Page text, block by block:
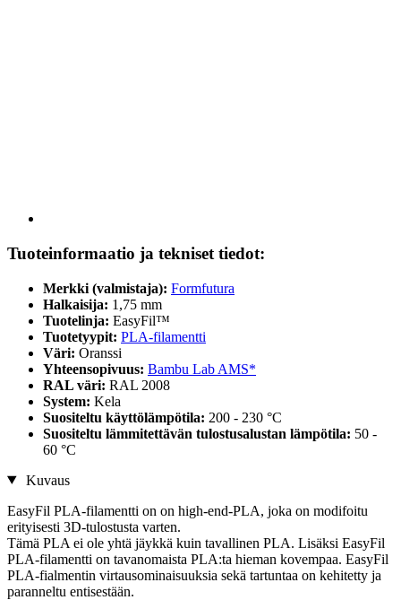
Tuoteinformaatio ja tekniset tiedot:
Merkki (valmistaja): Formfutura
Halkaisija: 1,75 mm
Tuotelinja: EasyFil™
Tuotetyypit: PLA-filamentti
Väri: Oranssi
Yhteensopivuus: Bambu Lab AMS*
RAL väri: RAL 2008
System: Kela
Suositeltu käyttölämpötila: 200 - 230 °C
Suositeltu lämmitettävän tulostusalustan lämpötila: 50 -
60 °C
Kuvaus
EasyFil PLA-filamentti on on high-end-PLA, joka on modifoitu
erityisesti 3D-tulostusta varten.
Tämä PLA ei ole yhtä jäykkä kuin tavallinen PLA. Lisäksi EasyFil
PLA-filamentti on tavanomaista PLA:ta hieman kovempaa. EasyFil
PLA-fialmentin virtausominaisuuksia sekä tartuntaa on kehitetty ja
paranneltu entisestään.